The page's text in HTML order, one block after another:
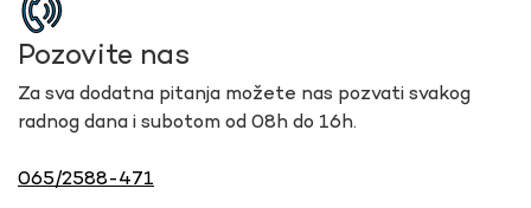
Pozovite nas
Za sva dodatna pitanja možete nas pozvati svakog
radnog dana i subotom od 08h do 16h.
065/2588-471